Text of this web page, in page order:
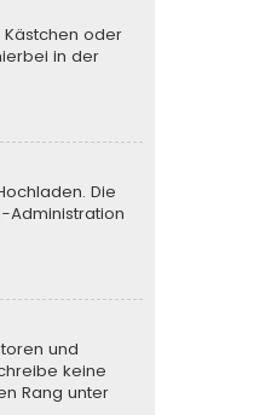
Kästchen oder
in der
Die
Administration
und
keine
Rang unter